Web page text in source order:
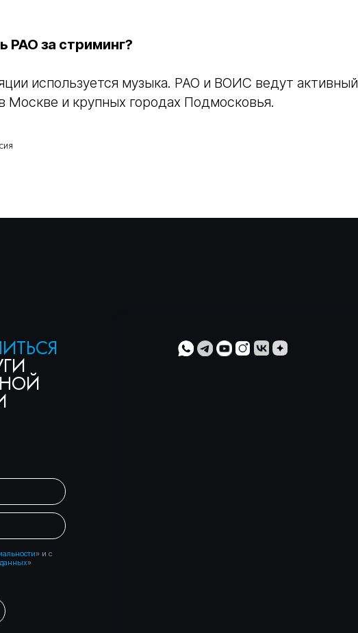
РАО за стриминг?
используется музыка. РАО и ВОИС ведут активный
Москве и крупных городах Подмосковья.